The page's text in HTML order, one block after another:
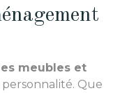
meubles et
Que